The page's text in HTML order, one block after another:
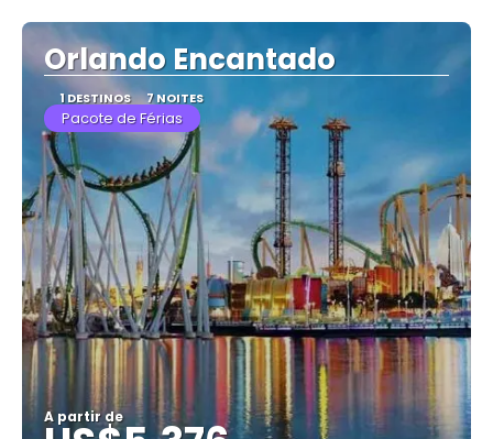
Orlando Encantado
1 DESTINOS 7 NOITES
Pacote de Férias
A partir de